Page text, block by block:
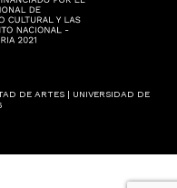
DE ARTES | UNIVERSIDAD DE